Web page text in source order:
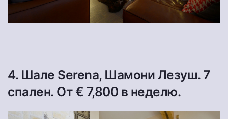
4. Шале Serena, Шамони Лезуш. 7
спален. От € 7,800 в неделю.